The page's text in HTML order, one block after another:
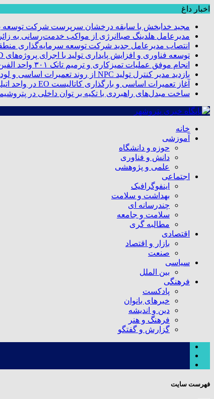
اخبار داغ
مجید خدابخش با سابقه درخشان سرپرست شرکت توسعه
مدیرعامل هلدینگ صباانرژی از مواکب خدمت‌رسانی به
انتصاب مدیرعامل جدید شرکت توسعه سرمایه‌گذاری منطقه
توسعه فناوری و افزایش پایداری تولید با اجرای پروژه‌های R&D مبتنی بر اعتبار مالیاتی
انجام موفق عملیات تمیزکاری و ترمیم تانک ۳۰۱ واحد الفین پتروشیمی مروارید
بازدید مدیر کنترل تولید NPC از روند تعمیرات اساسی و لود کاتالیست پتروشیمی مروارید
آغاز تعمیرات اساسی و بارگذاری کاتالیست EO در واحد اتیلن گلایکول پتروشیمی مروارید
ساخت مبدل‌های راهبردی با تکیه بر توان داخلی در
خانه
آموزشی
حوزه و دانشگاه
دانش و فناوری
علمی و پژوهشی
اجتماعی
اینفوگرافیک
بهداشت و سلامت
چندرسانه ای
سلامت و جامعه
مطالبه گری
اقتصادی
بازار و اقتصاد
صنعت
سیاسی
بین الملل
فرهنگی
پادکست
خبرهای بانوان
دین و اندیشه
فرهنگ و هنر
گزارش و گفتگو
فهرست سایت